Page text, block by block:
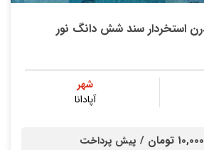
استخردار سند شش دانگ نور
شهر
آپادانا
تومان / پیش پرداخت